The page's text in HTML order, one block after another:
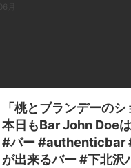
06月
「桃とブランデーの
本日もBar John Doe
#バー #authenticbar
が出来るバー #下北沢